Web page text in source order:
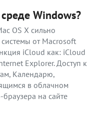
Windows?
OS X сильно
от Macrosoft
iCloud как: iCloud
Explorer. Доступ к
Календарю,
в облачном
на сайте